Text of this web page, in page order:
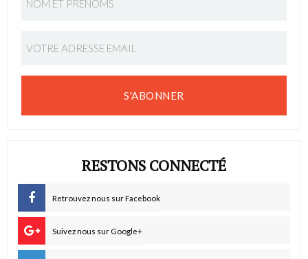
S'ABONNER
RESTONS CONNECTÉ
Retrouvez nous sur Facebook
Suivez nous sur Google+